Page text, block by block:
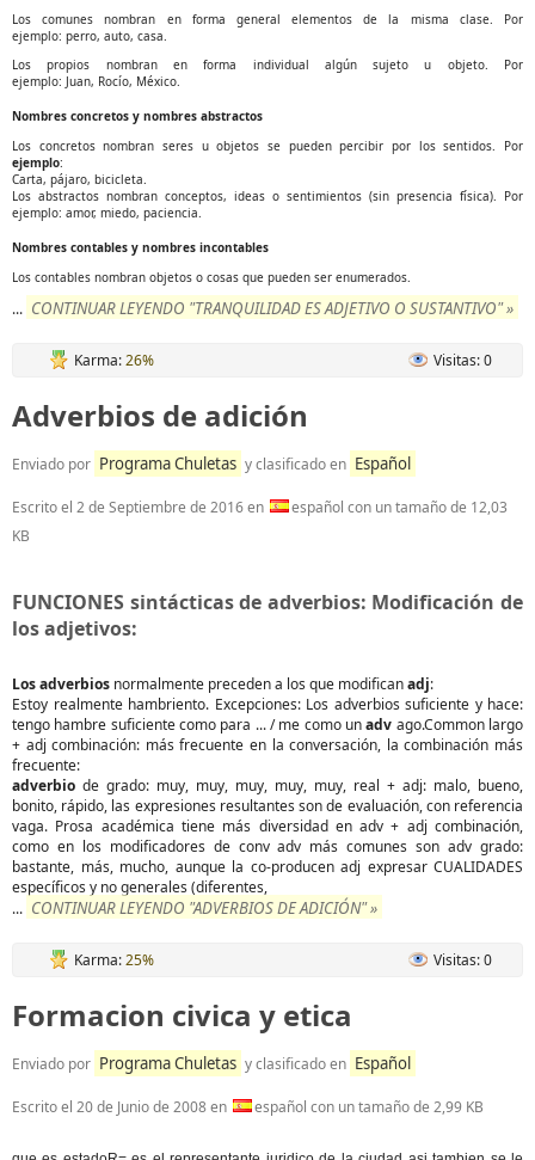
Los comunes nombran en forma general elementos de la misma clase. Por
ejemplo: perro, auto, casa.
Los propios nombran en forma individual algún sujeto u objeto. Por
ejemplo: Juan, Rocío, México.
Nombres concretos y nombres abstractos
Los concretos nombran seres u objetos se pueden percibir por los sentidos. Por
ejemplo:
Carta, pájaro, bicicleta.
Los abstractos nombran conceptos, ideas o sentimientos (sin presencia física). Por
ejemplo: amor, miedo, paciencia.
Nombres contables y nombres incontables
Los contables nombran objetos o cosas que pueden ser enumerados.
... CONTINUAR LEYENDO "TRANQUILIDAD ES ADJETIVO O SUSTANTIVO" »
Karma:26% Visitas: 0
Adverbios de adición
Enviado por Programa Chuletas y clasificado en Español
Escrito el 2 de Septiembre de 2016en
español con un tamaño de 12,03
KB
FUNCIONES sintácticas de adverbios: Modificación de
los adjetivos:
Los adverbios normalmente preceden a los que modificanadj:
Estoy realmente hambriento. Excepciones: Los adverbios suficiente y hace:
tengo hambre suficiente como para ... / me como unadv ago.Common largo
+ adj combinación: más frecuente en la conversación, la combinación más
frecuente:
adverbio de grado: muy, muy, muy, muy, muy, real + adj: malo, bueno,
bonito, rápido, las expresiones resultantes son de evaluación, con referencia
vaga. Prosa académica tiene más diversidad en adv + adj combinación,
como en los modificadores de conv adv más comunes son adv grado:
bastante, más, mucho, aunque la co-producen adj expresar CUALIDADES
específicos y no generales (diferentes,
... CONTINUAR LEYENDO "ADVERBIOS DE ADICIÓN" »
Karma:25% Visitas: 0
Formacion civica y etica
Enviado por Programa Chuletas y clasificado en Español
Escrito el 20 de Junio de 2008en español con un tamaño de 2,99 KB